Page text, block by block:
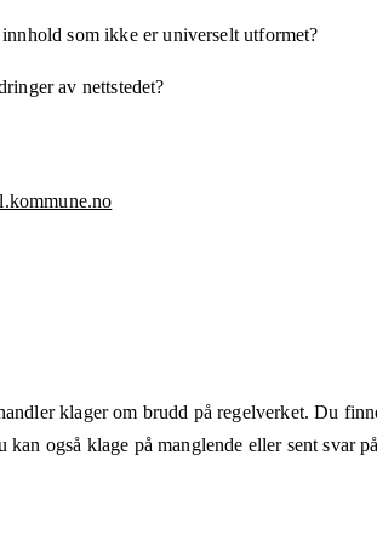
som ikke er universelt utformet?
av nettstedet?
klager om brudd på regelverket. Du
kan også klage på manglende eller sent svar